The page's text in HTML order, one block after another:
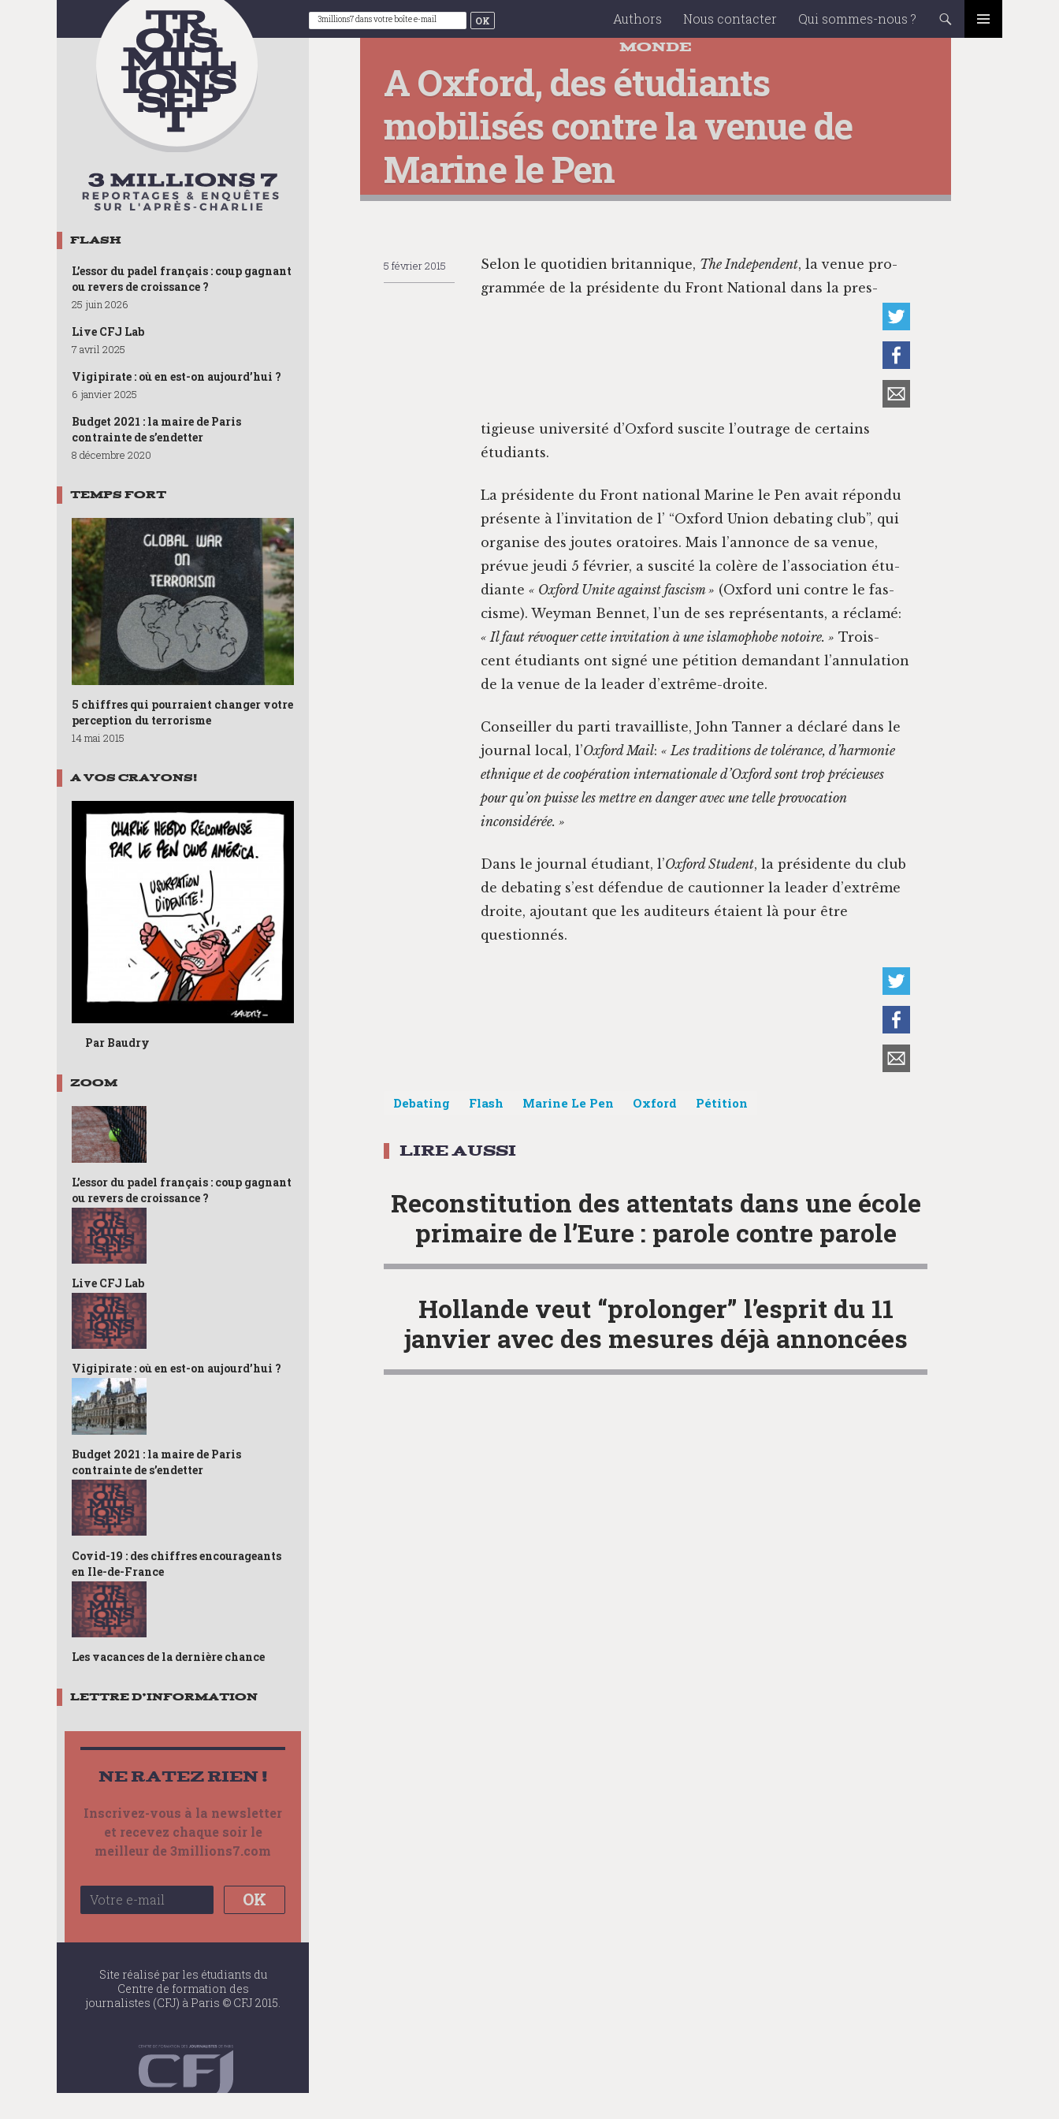
Authors Nous contacter Qui sommes-nous ?
FLASH
L’essor du padel français : coup gagnant
ou revers de croissance ?
25 juin 2026
Live CFJ Lab
7 avril 2025
Vigipirate : où en est-on aujourd’hui ?
6 janvier 2025
Budget 2021 : la maire de Paris
contrainte de s’endetter
8 décembre 2020
TEMPS FORT
5 chiffres qui pourraient changer votre
perception du terrorisme
14 mai 2015
A VOS CRAYONS !
Par Baudry
ZOOM
L’essor du padel français : coup gagnant
ou revers de croissance ?
Live CFJ Lab
Vigipirate : où en est-on aujourd’hui ?
Budget 2021 : la maire de Paris
contrainte de s’endetter
Covid-19 : des chiffres encourageants
en Ile-de-France
Les vacances de la dernière chance
LETTRE D’INFORMATION
Ne ratez rien !
Inscrivez-vous à la newsletter
et recevez chaque soir le
meilleur de 3millions7.com
Site réalisé par les étudiants du
Centre de formation des
journalistes (CFJ) à Paris © CFJ 2015.
MONDE
A Oxford, des étudiants
mobilisés contre la venue de
Marine le Pen
5 février 2015 Selon le quo­ti­di­en bri­tan­nique, The Inde­pen­dent, la venue pro­
gram­mée de la prési­dente du Front Nation­al dans la pres­
tigieuse uni­ver­sité d’Oxford sus­cite l’outrage de cer­tains
étudiants.
La prési­dente du Front nation­al Marine le Pen avait répon­du
présente à l’invitation de l’ “Oxford Union debat­ing club”, qui
organ­ise des joutes ora­toires. Mais l’an­nonce de sa venue,
prévue jeu­di 5 févri­er, a sus­cité la colère de l’association étu­
di­ante« Oxford Unite against fas­cism » (Oxford uni con­tre le fas­
cisme). Wey­man Ben­net, l’un de ses représen­tants, a réclamé:
« Il faut révo­quer cette invi­ta­tion à une islam­o­phobe notoire. » Trois-
cent étu­di­ants ont signé une péti­tion deman­dant l’annulation
de la venue de la leader d’extrême-droite.
Con­seiller du par­ti tra­vail­liste, John Tan­ner a déclaré dans le
jour­nal local, l’Oxford Mail:« Les tra­di­tions de tolérance, d’harmonie
eth­nique et de coopéra­tion inter­na­tionale d’Oxford sont trop pré­cieuses
pour qu’on puisse les met­tre en dan­ger avec une telle provo­ca­tion
inconsidérée. »
Dans le jour­nal étu­di­ant, l’Oxford Stu­dent, la prési­dente du club
de debat­ing s’est défendue de cau­tion­ner la leader d’extrême
droite, ajoutant que les audi­teurs étaient là pour être
questionnés.
Debating Flash Marine Le Pen Oxford Pétition
Post
Reconstitution des attentats dans une école
primaire de l’Eure : parole contre parole
Hollande veut “prolonger” l’esprit du 11
janvier avec des mesures déjà annoncées